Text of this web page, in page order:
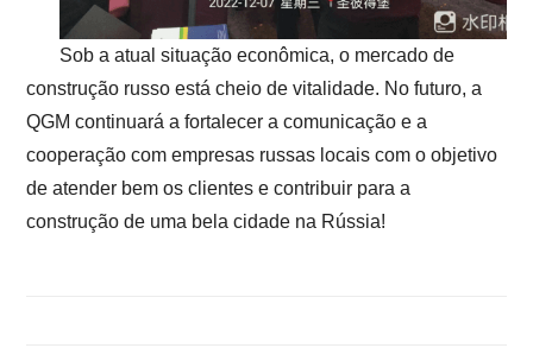
Sob a atual situação econômica, o mercado de
construção russo está cheio de vitalidade. No futuro, a
QGM continuará a fortalecer a comunicação e a
cooperação com empresas russas locais com o objetivo
de atender bem os clientes e contribuir para a
construção de uma bela cidade na Rússia!